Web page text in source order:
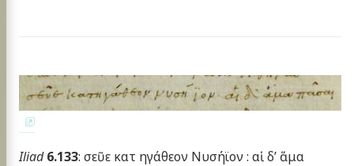
Iliad 6.133: σεῦε κατ ηγάθεον Νυσήϊον : αἱ δ’ ἅμα